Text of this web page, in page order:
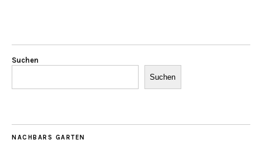
Suchen
Suchen
NACHBARS GARTEN